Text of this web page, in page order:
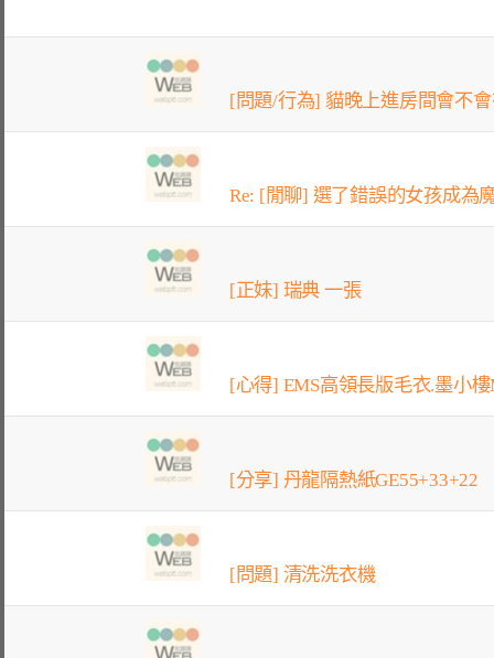
[問題/行為] 貓晚上進房間會不
Re: [閒聊] 選了錯誤的女孩成為
[正妹] 瑞典 一張
[心得] EMS高領長版毛衣.墨小樓
[分享] 丹龍隔熱紙GE55+33+22
[問題] 清洗洗衣機